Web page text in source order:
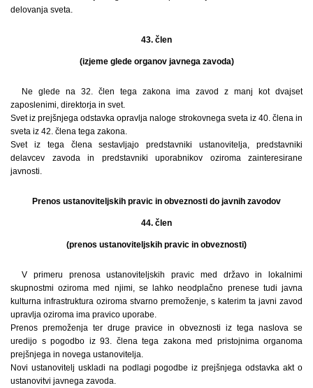
delovanja sveta.
43. člen
(izjeme glede organov javnega zavoda)
Ne glede na 32. člen tega zakona ima zavod z manj kot dvajset
zaposlenimi, direktorja in svet.
Svet iz prejšnjega odstavka opravlja naloge strokovnega sveta iz 40. člena in
sveta iz 42. člena tega zakona.
Svet iz tega člena sestavljajo predstavniki ustanovitelja, predstavniki
delavcev zavoda in predstavniki uporabnikov oziroma zainteresirane
javnosti.
Prenos ustanoviteljskih pravic in obveznosti do javnih zavodov
44. člen
(prenos ustanoviteljskih pravic in obveznosti)
V primeru prenosa ustanoviteljskih pravic med državo in lokalnimi
skupnostmi oziroma med njimi, se lahko neodplačno prenese tudi javna
kulturna infrastruktura oziroma stvarno premoženje, s katerim ta javni zavod
upravlja oziroma ima pravico uporabe.
Prenos premoženja ter druge pravice in obveznosti iz tega naslova se
uredijo s pogodbo iz 93. člena tega zakona med pristojnima organoma
prejšnjega in novega ustanovitelja.
Novi ustanovitelj uskladi na podlagi pogodbe iz prejšnjega odstavka akt o
ustanovitvi javnega zavoda.